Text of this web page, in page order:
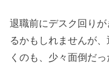
退職前にデスク回り
るかもしれませんが
くのも、少々面倒だ